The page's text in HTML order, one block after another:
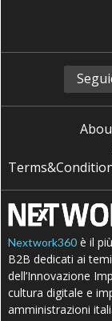
Nextwork360 è il
B2B dedicati ai
dell’Innovazione
cultura digitale e
amministrazioni